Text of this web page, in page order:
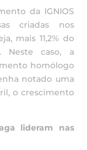
da IGNIOS
criadas nos
mais 11,2% do
Neste caso, a
homólogo
notado uma
o crescimento
lideram nas